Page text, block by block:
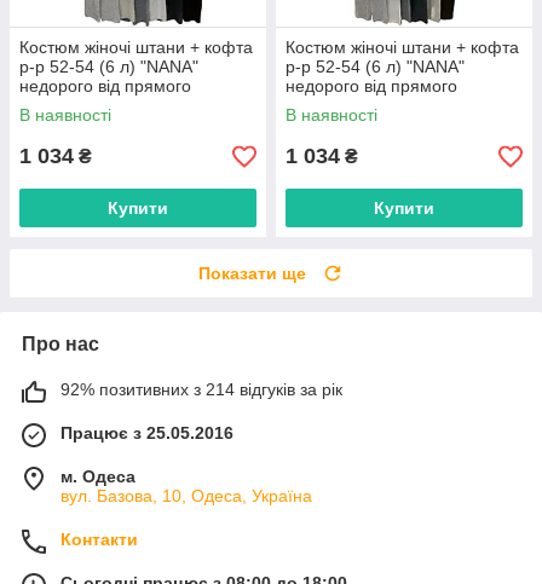
Костюм жіночі штани + кофта
р-р 52-54 (6 л) "NANA"
недорого від прямого
постачальника
В наявності
1 034 ₴
Купити
Костюм жіночі штани + кофта
р-р 52-54 (6 л) "NANA"
недорого від прямого
постачальника
В наявності
1 034 ₴
Купити
Показати ще
Про нас
92% позитивних з 214 відгуків за рік
Працює з 25.05.2016
м. Одеса
вул. Базова, 10, Одеса, Україна
Контакти